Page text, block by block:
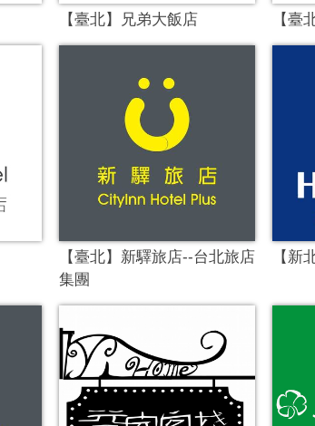
【臺北】兄弟大飯店 【臺
【臺北】新驛旅店--台北旅店
集團
【新